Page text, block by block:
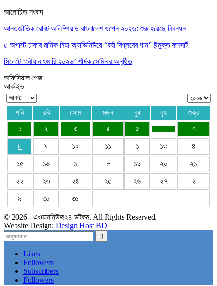
আলোচিত সংবাদ
আন্তর্জাতিক রোবট অলিম্পিয়াড বাংলাদেশ ওপেন ২০২৬: শুরু হয়েছে নিবন্ধন
৫ অগাস্ট ঢাকার মানিক মিয়া অ্যাভিনিউয়ে “বর্ষা বিপ্লবের গান” উন্মুক্ত কনসার্ট
সিলেটে ‘নৌযান শুমারি ২০২৬’ শীর্ষক সেমিনার অনুষ্ঠিত
অফিসিয়াল পেজ
আর্কাইভ
শনি রবি সোম মঙ্গল বুধ বৃহ
শুক্র
১
২ ৩ ৪ ৫ ৭
৮ ৯ ১০ ১১ ১ ১৩ ৪
১৫ ১৬ ১ ৮ ১৯ ২০ ২১
২২ ২৩ ২৪ ২৫ ২৬ ২৭ ২
৯ ৩০ ৩১
© 2026 - এওয়াননিউজ২৪ ডটকম. All Rights Reserved.
Website Design: Design Host BD
Likes
Followers
Subscribers
Followers